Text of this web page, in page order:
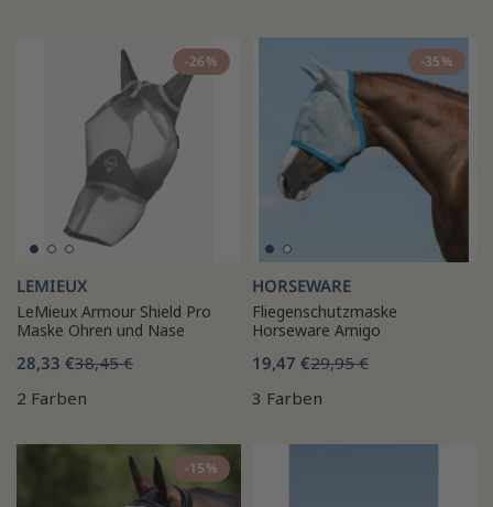
-26%
LEMIEUX
LeMieux Armour Shield Pro
Maske Ohren und Nase
28,33 €38,45 €
2 Farben
-35%
HORSEWARE
Fliegenschutzmaske
Horseware Amigo
19,47 €29,95 €
3 Farben
-15%